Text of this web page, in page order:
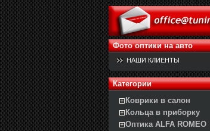
Фото оптики на авто
НАШИ КЛИЕНТЫ
Категории
Коврики в салон
Кольца в приборку
Оптика ALFA ROMEO